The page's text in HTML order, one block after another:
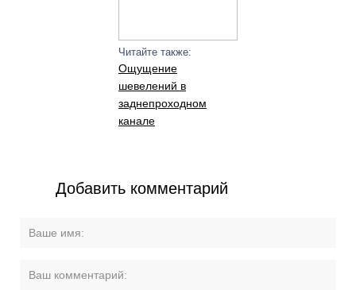
Читайте также:
Ощущение
шевелений в
заднепроходном
канале
Добавить комментарий